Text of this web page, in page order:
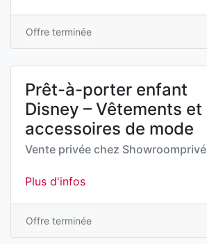
Offre terminée
Prêt-à-porter enfant
Disney – Vêtements et
accessoires de mode
Vente privée chez Showroomprivé
Plus d'infos
Offre terminée